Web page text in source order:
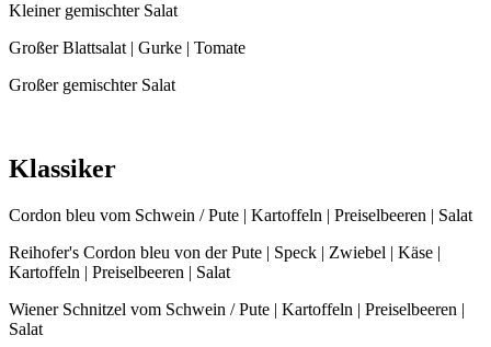
Kleiner gemischter Salat
Großer Blattsalat | Gurke | Tomate
Großer gemischter Salat
Klassiker
Cordon bleu vom Schwein / Pute | Kartoffeln | Preiselbeeren | Salat
Reihofer's Cordon bleu von der Pute | Speck | Zwiebel | Käse |
Kartoffeln | Preiselbeeren | Salat
Wiener Schnitzel vom Schwein / Pute | Kartoffeln | Preiselbeeren |
Salat